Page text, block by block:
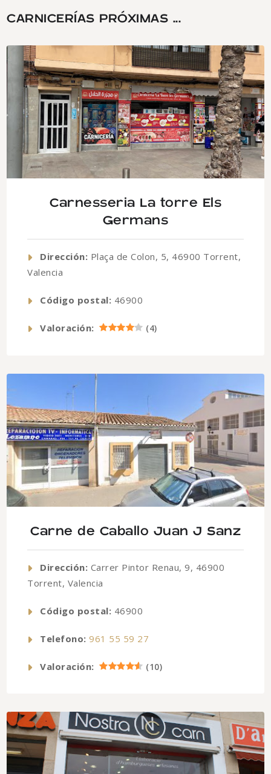
CARNICERÍAS PRÓXIMAS ...
Carnesseria La torre Els
Germans
Dirección: Plaça de Colon, 5, 46900 Torrent,
Valencia
Código postal: 46900
Valoración: (4)
Carne de Caballo Juan J Sanz
Dirección: Carrer Pintor Renau, 9, 46900
Torrent, Valencia
Código postal: 46900
Telefono: 961 55 59 27
Valoración: (10)